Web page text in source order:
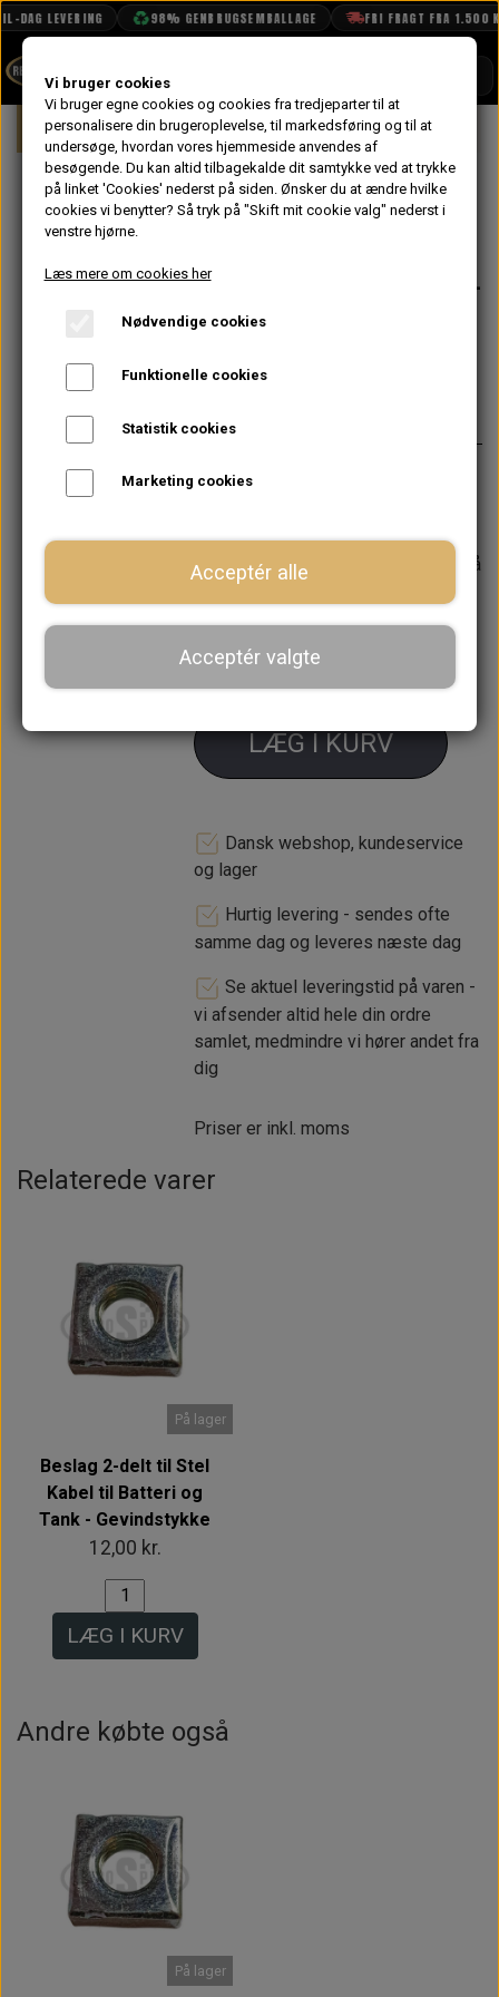
DAG LEVERING 98% GENBRUGSEMBALLAGE FRI FRAGT FRA 1.500
BOOK TID
PROJEKTER
TEKNISK DATA
VANDPOLERING
Forside Mini Indsugning & Brændstofsystem
På lager
Beslag 2-delt til
Batteri og Tank -
Hus
20,00 kr.
Se NZS105 for gevindstykket til
Forventet leveringstid:
Varen er på
lager. 1-2 dages leveringstid
−
LÆG I KURV
Dansk webshop, kundeservice
og lager
Hurtig levering - sendes ofte
samme dag og leveres næste dag
Se aktuel leveringstid på varen -
vi afsender altid hele din ordre
samlet, medmindre vi hører andet fra
dig
Priser er inkl. moms
Relaterede varer
På lager
Beslag 2-delt til Stel
Kabel til Batteri og
Tank - Gevindstykke
12,00 kr.
LÆG I KURV
Andre købte også
På lager
Vi bruger cookies
Vi bruger egne cookies og cookies fra tredjeparter til at
personalisere din brugeroplevelse, til markedsføring og til at
undersøge, hvordan vores hjemmeside anvendes af
besøgende. Du kan altid tilbagekalde dit samtykke ved at trykke
på linket 'Cookies' nederst på siden. Ønsker du at ændre hvilke
cookies vi benytter? Så tryk på "Skift mit cookie valg" nederst i
venstre hjørne.
Læs mere om cookies her
Nødvendige cookies
Funktionelle cookies
Statistik cookies
Marketing cookies
Acceptér alle
Acceptér valgte